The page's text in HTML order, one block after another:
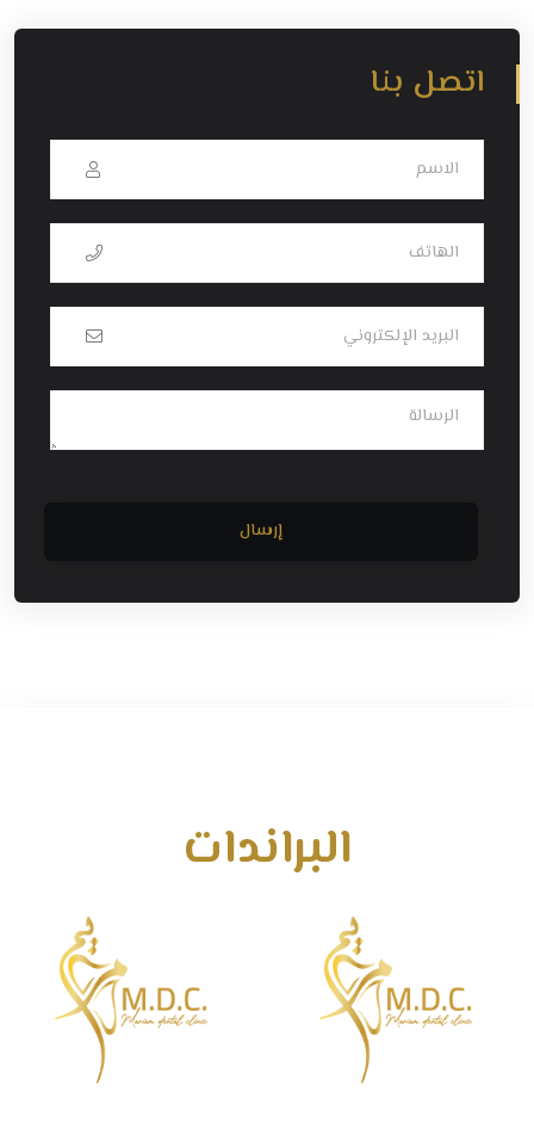
اتصل بنا
إرسال
البراندات